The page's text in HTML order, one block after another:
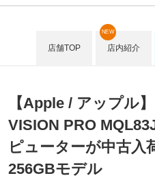
店舗TOP 店内紹介
NEW
【Apple / アップル
VISION PRO
ピューターが中古入
256GBモデル